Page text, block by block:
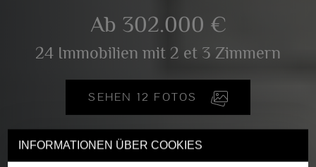
INFORMATIONEN ÜBER COOKIES
Ab 302.000 €
24 Immobilien mit 2 et 3 Zimmern
SEHEN 12 FOTOS